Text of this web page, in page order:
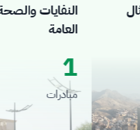
النفايات والصحة
العامة
1
مبادرات